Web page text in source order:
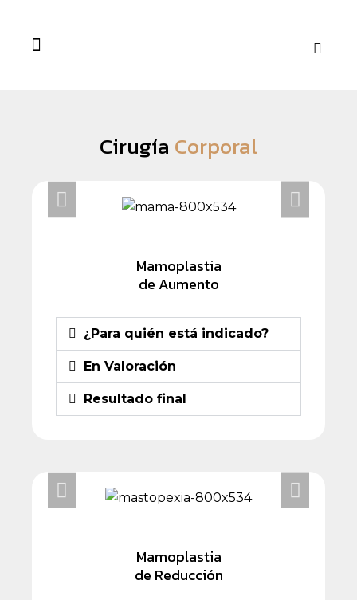
Cirugía Corporal
Mamoplastia
de Aumento
¿Para quién está indicado?
En Valoración
Resultado final
Mamoplastia
de Reducción